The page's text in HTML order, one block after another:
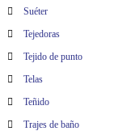
Suéter
Tejedoras
Tejido de punto
Telas
Teñido
Trajes de baño